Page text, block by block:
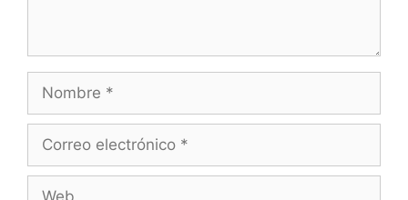
Nombre
Correo
Web